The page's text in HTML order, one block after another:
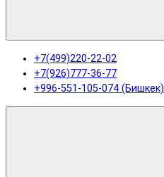
+7(499)220-22-02
+7(926)777-36-77
+996-551-105-074 (Бишкек)